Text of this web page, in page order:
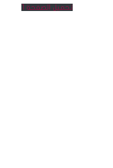
تحميل الصفحة 1